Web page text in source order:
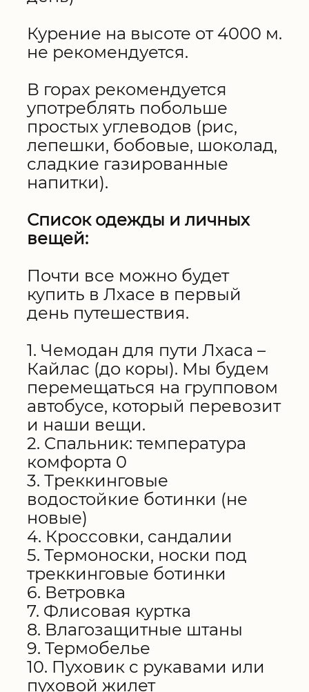
Курение на высоте от 4000 м.
не рекомендуется.
В горах рекомендуется
употреблять побольше
простых углеводов (рис,
лепешки, бобовые, шоколад,
сладкие газированные
напитки).
Список одежды и личных
вещей:
Почти все можно будет
купить в Лхасе в первый
день путешествия.
1. Чемодан для пути Лхаса –
Кайлас (до коры). Мы будем
перемещаться на групповом
автобусе, который перевозит
и наши вещи.
2. Спальник: температура
комфорта 0
3. Треккинговые
водостойкие ботинки (не
новые)
4. Кроссовки, сандалии
5. Термоноски, носки под
треккинговые ботинки
6. Ветровка
7. Флисовая куртка
8. Влагозащитные штаны
9. Термобелье
10. Пуховик с рукавами или
пуховой жилет